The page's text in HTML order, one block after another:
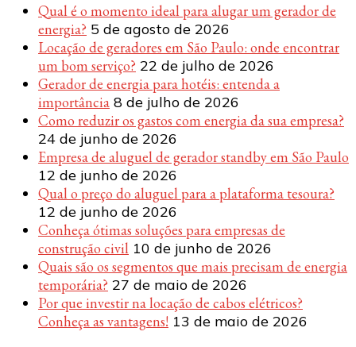
Qual é o momento ideal para alugar um gerador de
energia? 5 de agosto de 2026
Locação de geradores em São Paulo: onde encontrar
um bom serviço? 22 de julho de 2026
Gerador de energia para hotéis: entenda a
importância 8 de julho de 2026
Como reduzir os gastos com energia da sua empresa?
24 de junho de 2026
Empresa de aluguel de gerador standby em São Paulo
12 de junho de 2026
Qual o preço do aluguel para a plataforma tesoura?
12 de junho de 2026
Conheça ótimas soluções para empresas de
construção civil 10 de junho de 2026
Quais são os segmentos que mais precisam de energia
temporária? 27 de maio de 2026
Por que investir na locação de cabos elétricos?
Conheça as vantagens! 13 de maio de 2026